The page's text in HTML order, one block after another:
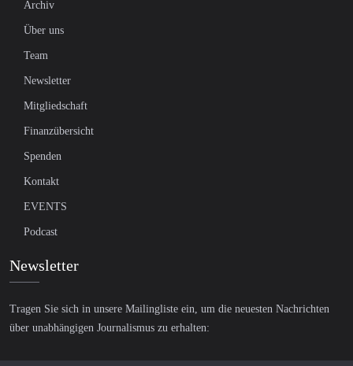
Archiv
Über uns
Team
Newsletter
Mitgliedschaft
Finanzübersicht
Spenden
Kontakt
EVENTS
Podcast
Newsletter
Tragen Sie sich in unsere Mailingliste ein, um die neuesten Nachrichten
über unabhängigen Journalismus zu erhalten: